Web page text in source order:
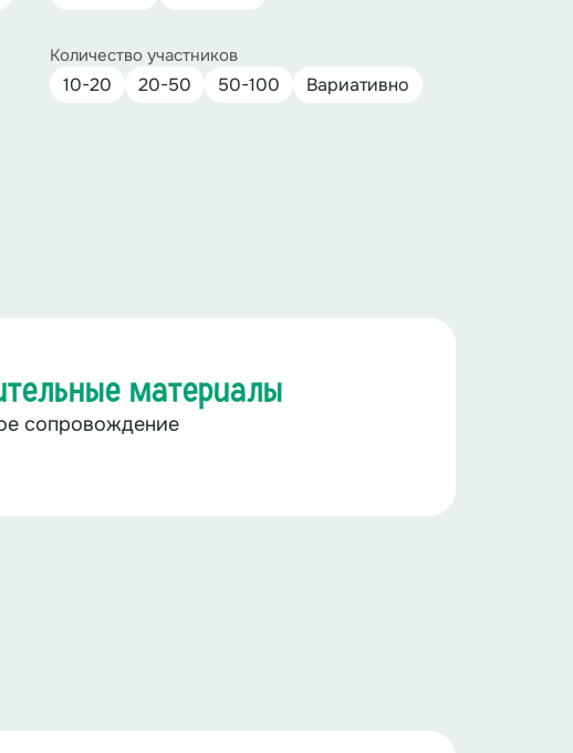
Количество участников
10-20 20-50 50-100 Вариативно
материалы
сопровождение